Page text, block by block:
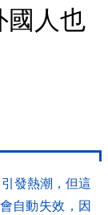
人也
發熱潮，但這
自動失效，因